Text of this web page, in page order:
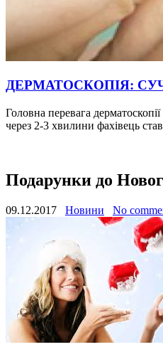
ДЕРМАТОСКОПІЯ:
Головна перевага
через 2-3 хвилини фахівець
Подарунки до
09.12.2017 Новини No